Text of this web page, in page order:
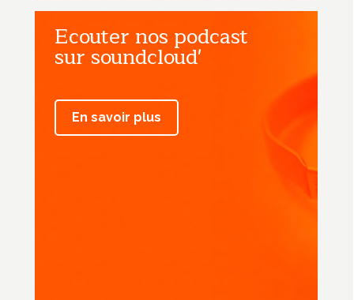
Ecouter nos podcast
sur soundcloud'
En savoir plus